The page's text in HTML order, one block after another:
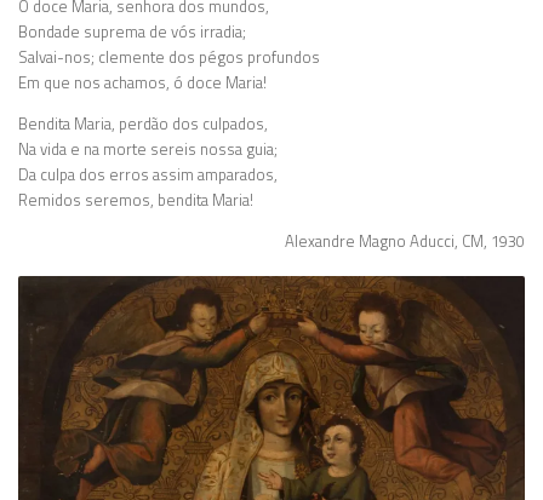
Ó doce Maria, senhora dos mundos,
Bondade suprema de vós irradia;
Salvai-nos; clemente dos pégos profundos
Em que nos achamos, ó doce Maria!
Bendita Maria, perdão dos culpados,
Na vida e na morte sereis nossa guia;
Da culpa dos erros assim amparados,
Remidos seremos, bendita Maria!
Alexandre Magno Aducci, CM, 1930